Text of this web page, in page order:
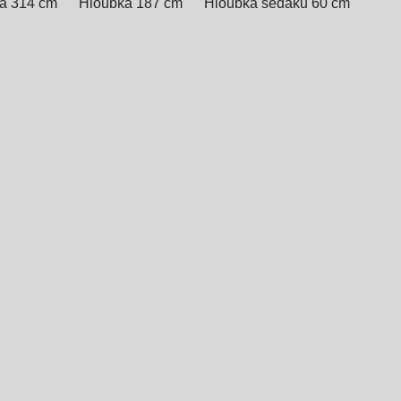
314 cm Hloubka 187 cm Hloubka sedáku 60 cm